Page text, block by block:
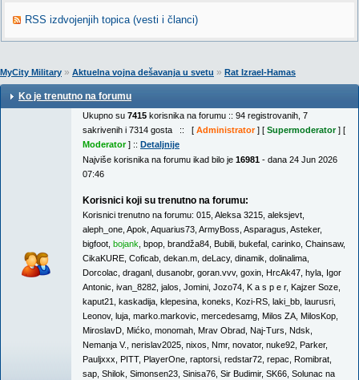
RSS izdvojenjih topica (vesti i članci)
MyCity Military » Aktuelna vojna dešavanja u svetu » Rat Izrael-Hamas
Ko je trenutno na forumu
Ukupno su 7415 korisnika na forumu :: 94 registrovanih, 7
sakrivenih i 7314 gosta :: [ Administrator] [ Supermoderator] [
Moderator] :: Detaljnije
Najviše korisnika na forumu ikad bilo je 16981 - dana 24 Jun 2026
07:46
Korisnici koji su trenutno na forumu:
Korisnici trenutno na forumu: 015 Aleksa 3215 aleksjevt
aleph_one Apok Aquarius73 ArmyBoss Asparagus Asteker,
bigfoot bojank bpop brandža84 Bubili bukefal carinko Chainsaw,
CikaKURE Coficab dekan.m deLacy, dinamik dolinalima
Dorcolac draganl dusanobr, goran.vvv, goxin HrcAk47 hyla Igor
Antonic ivan_8282 jalos Jomini Jozo74 K a s p e r, Kajzer Soze
kaput21
kaskadija klepesina koneks Kozi-RS laki_bb laurusri
Leonov, luja marko.markovic mercedesamg Milos ZA MilosKop
MiroslavD Mićko monomah Mrav Obrad Naj-Turs Ndsk
Nemanja V. nerislav2025 nixos Nmr, novator, nuke92 Parker,
Pauljxxx PITT, PlayerOne raptorsi redstar72 repac Romibrat
sap Shilok Simonsen23 Sinisa76 Sir Budimir, SK66 Solunac na